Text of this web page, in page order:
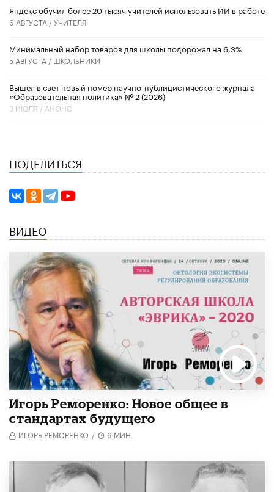
​Яндекс обучил более 20 тысяч учителей использовать ИИ в работе
6 АВГУСТА /УЧИТЕЛЯ
Минимальный набор товаров для школы подорожал на 6,3%
5 АВГУСТА / ШКОЛЬНИКИ
Вышел в свет новый номер научно-публицистического журнала
«Образовательная политика» № 2 (2026)
3 ИЮЛЯ / АНОНС
ПОДЕЛИТЬСЯ
ВИДЕО
Игорь Реморенко: Новое общее в
стандартах будущего
ИГОРЬ РЕМОРЕНКО / 6 МИН.